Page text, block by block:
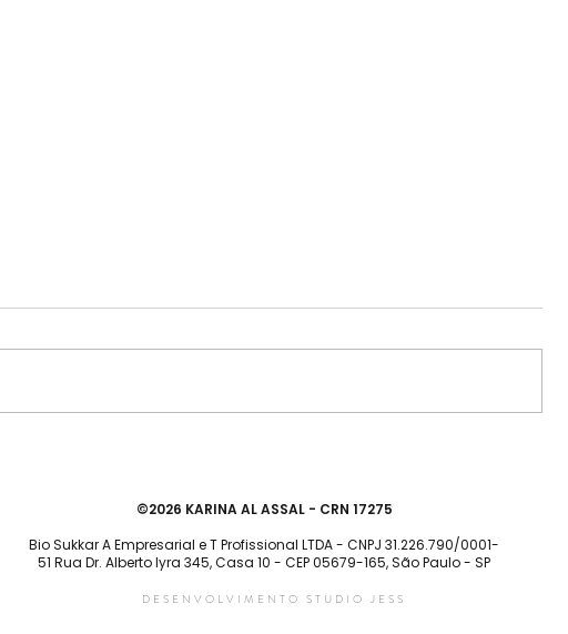
realmente necessário?
©2026 KARINA AL ASSAL - CRN 17275
Bio Sukkar A Empresarial e T Profissional LTDA - CNPJ 31.226.790/0001-
51 Rua Dr. Alberto lyra 345, Casa 10 - CEP 05679-165, São Paulo - SP
DESENVOLVIMENTO STUDIO JESS